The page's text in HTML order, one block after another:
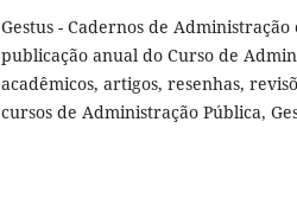
Gestus - Cadernos de
publicação anual do Curso de
acadêmicos, artigos, resenhas,
cursos de Administração Pública,